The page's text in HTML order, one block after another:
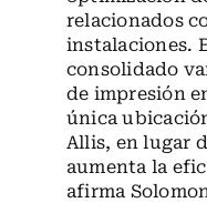
relacionados
instalaciones.
consolidado
de impresión
única
Allis, en lugar
aumenta la
afirma